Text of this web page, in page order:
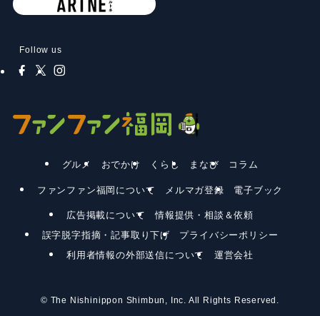
Follow us
グルメ おでかけ くらし まなび コラム
ファンファン福岡について メルマガ登録 電子ブック
広告掲載について
情報提供・相談＆依頼
誤字脱字指摘・記事取り下げ
プライバシーポリシー
利用者情報の外部送信について
運営会社
© The Nishinippon Shimbun, Inc. All Rights Reserved.